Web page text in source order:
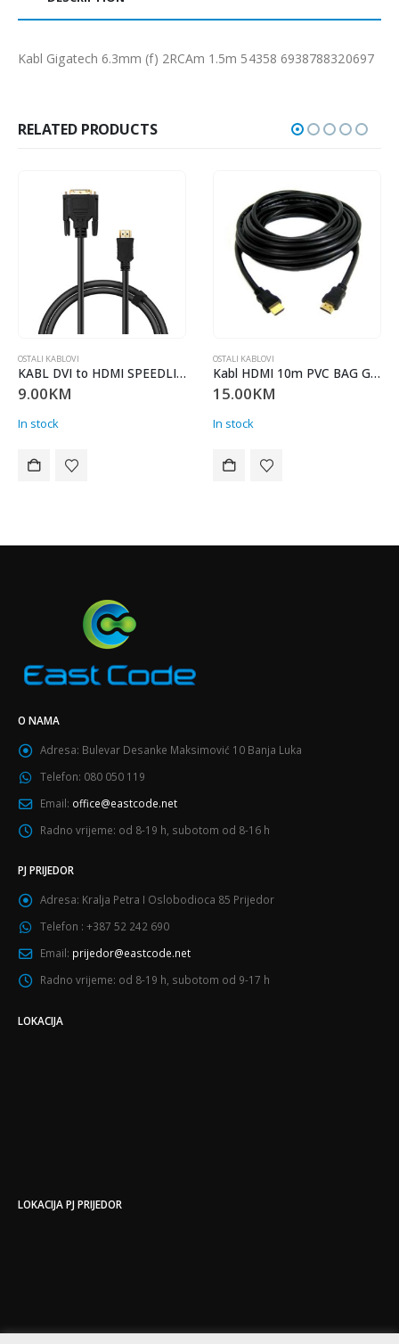
Kabl Gigatech 6.3mm (f) 2RCAm 1.5m 54358 6938788320697
RELATED PRODUCTS
KABL DVI to HDMI SPEEDLINK HQ 1,8m SL-170003-BK
OSTALI KABLOVI
Kabl HDMI 10m PVC BAG GIGATECH HDMI10
KM
O NAMA
Adresa: Bulevar Desanke Maksimović 10 Banja Luka
Telefon: 080 050 119
Email: office@eastcode.net
Radno vrijeme: od 8-19 h, subotom od 8-16 h
PJ PRIJEDOR
Adresa: Kralja Petra I Oslobodioca 85 Prijedor
Telefon : +387 52 242 690
Email: prijedor@eastcode.net
Radno vrijeme: od 8-19 h, subotom od 9-17 h
LOKACIJA
LOKACIJA PJ PRIJEDOR